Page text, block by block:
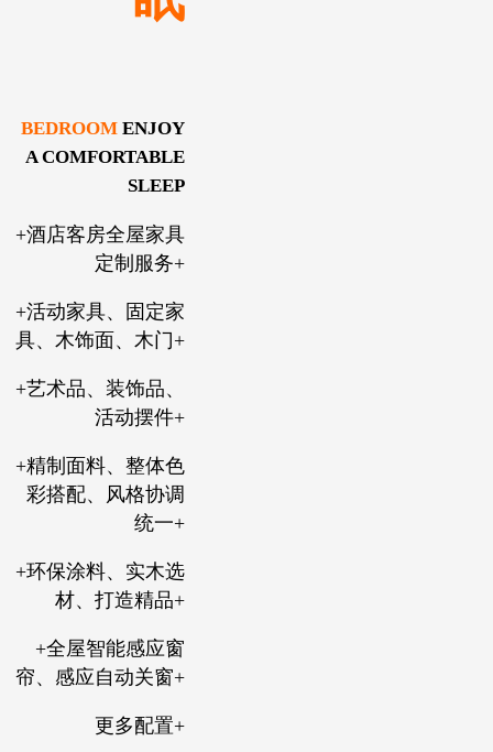
BEDROOMENJOY
A COMFORTABLE
SLEEP
+酒店客房全屋家具
定制服务+
+活动家具、固定家
具、木饰面、木门+
+艺术品、装饰品、
活动摆件+
+精制面料、整体色
彩搭配、风格协调
统一+
+环保涂料、实木选
材、打造精品+
+全屋智能感应窗
帘、感应自动关窗+
更多配置+